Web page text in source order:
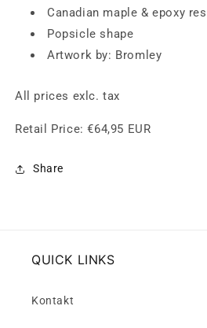
Canadian maple & epoxy
Popsicle shape
Artwork by: Bromley
All prices exlc. tax
Retail Price:€64,95 EUR
Share
QUICK LINKS
Kontakt